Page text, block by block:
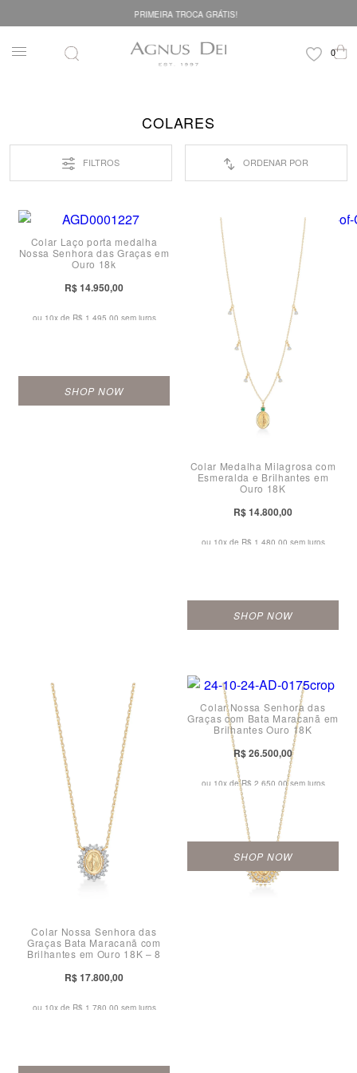
PRIMEIRA TROCA GRÁTIS!
COLARES
FILTROS ORDENAR POR
Colar Laço porta medalha
Nossa Senhora das Graças em
Ouro 18k
R$ 14.950,00
ou 10x de R$ 1.495,00 sem juros
SHOP NOW
Colar Medalha Milagrosa com
Esmeralda e Brilhantes em
Ouro 18K
R$ 14.800,00
ou 10x de R$ 1.480,00 sem juros
SHOP NOW
Colar Nossa Senhora das
Graças Bata Maracanã com
Brilhantes em Ouro 18K – 8
R$ 17.800,00
ou 10x de R$ 1.780,00 sem juros
Colar Nossa Senhora das
Graças com Bata Maracanã em
Brilhantes Ouro 18K
R$ 26.500,00
ou 10x de R$ 2.650,00 sem juros
SHOP NOW